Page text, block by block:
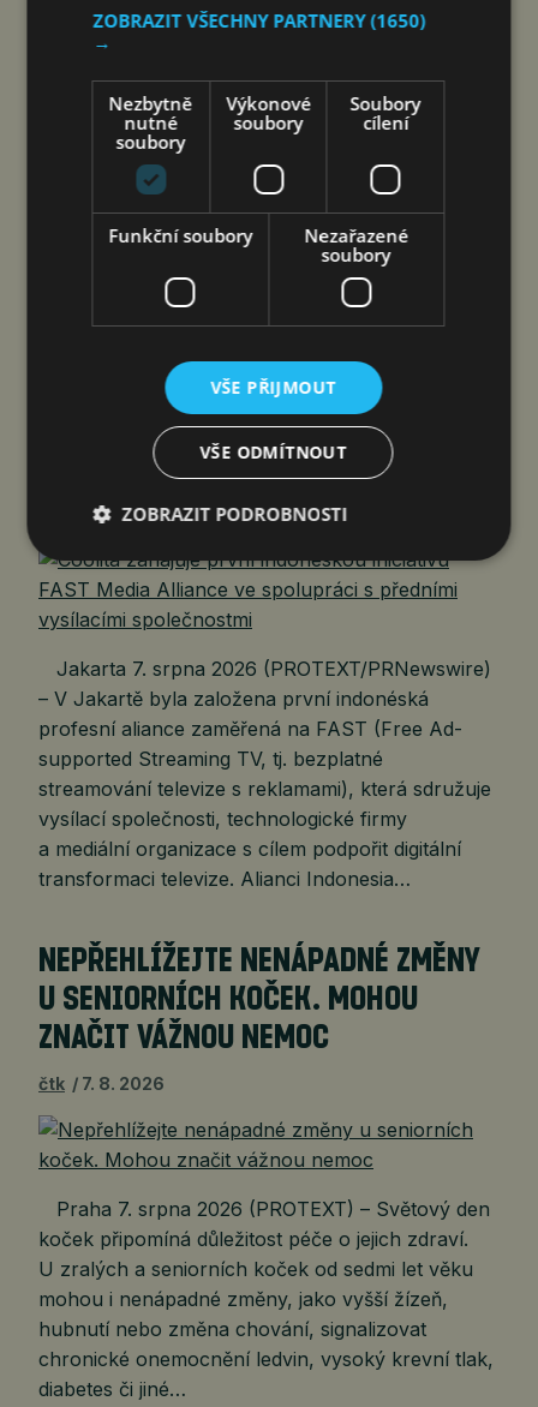
Šen-čen (Čína) 8. srpna 2026
(PROTEXT/PRNewswire) – Společnost DJI
a Isabelle, ikona oceněná na festivalu v Cannes,
spojují hlasy dvou žen napříč staletími – film byl
natočen výhradně na kameru Osmo Pocket 4P
Společnost DJI, vedoucí světový podnik v oblasti
INDONÉSKOU INICIATIVU FAST
MEDIA ALLIANCE VE SPOLUPRÁCI
S PŘEDNÍMI VYSÍLACÍMI…
7. 8. 2026
Jakarta 7. srpna 2026 (PROTEXT/PRNewswire)
– V Jakartě byla založena první indonéská
profesní aliance zaměřená na FAST (Free Ad-
supported Streaming TV, tj. bezplatné
streamování televize s reklamami), která sdružuje
vysílací společnosti, technologické firmy
a mediální organizace s cílem podpořit digitální
transformaci televize. Alianci Indonesia…
NEPŘEHLÍŽEJTE NENÁPADNÉ ZMĚNY
U SENIORNÍCH KOČEK. MOHOU
ZNAČIT VÁŽNOU NEMOC
čtk 7. 8. 2026
Praha 7. srpna 2026 (PROTEXT) – Světový den
koček připomíná důležitost péče o jejich zdraví.
U zralých a seniorních koček od sedmi let věku
mohou i nenápadné změny, jako vyšší žízeň,
hubnutí nebo změna chování, signalizovat
chronické onemocnění ledvin, vysoký krevní tlak,
diabetes či jiné…
ZOBRAZIT VŠECHNY PARTNERY(1650)
→
Nezbytně
nutné
soubory
Výkonové
soubory
Soubory
cílení
Funkční soubory
Nezařazené
soubory
VŠE PŘIJMOUT
VŠE ODMÍTNOUT
ZOBRAZIT PODROBNOSTI